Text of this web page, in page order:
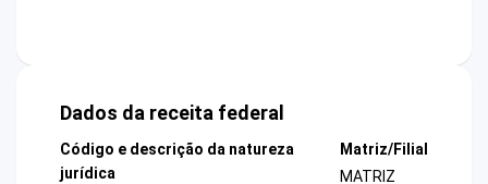
Dados da receita federal
Código e descrição da natureza
jurídica
Matriz/Filial
MATRIZ